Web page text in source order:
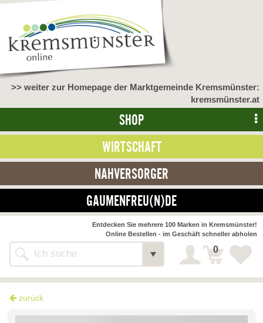
>> weiter zur Homepage der Marktgemeinde Kremsmünster:
kremsmünster.at
SHOP
WIRTSCHAFT
NAHVERSORGER
GAUMENFREU(N)DE
Alle Webseiten
Entdecken Sie mehrere 100 Marken in Kremsmünster!
Online Bestellen - im Geschäft schneller abholen
0
zurück